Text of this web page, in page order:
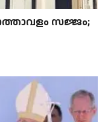
സജ്ജം;